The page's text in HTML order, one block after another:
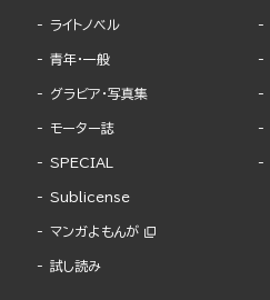
ライトノベル
青年・一般
グラビア・写真集
モーター誌
SPECIAL
Sublicense
マンガよもんが
試し読み